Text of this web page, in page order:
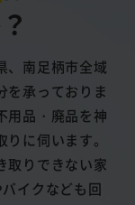
、南足柄市全域
を承っておりま
用品・廃品を神
に伺います。
取りできない家
イクなども回